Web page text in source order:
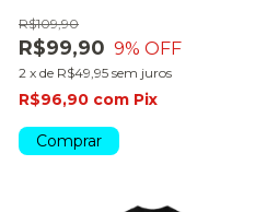
R$99,90
R$109,90
9% OFF
2 x de R$49,95 sem juros
R$96,90 com Pix
Comprar